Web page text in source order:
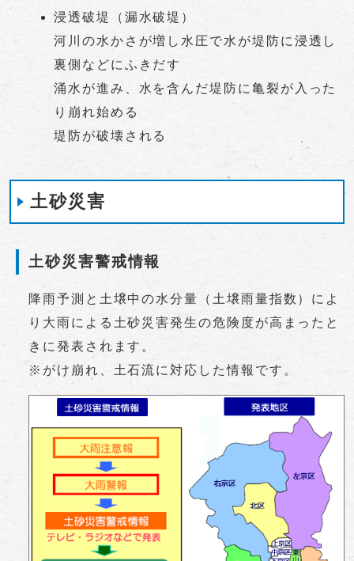
浸透破堤（漏水破堤）
河川の水かさが増し水圧で水が堤防に浸透し
裏側などにふきだす
涌水が進み、水を含んだ堤防に亀裂が入った
り崩れ始める
堤防が破壊される
土砂災害
土砂災害警戒情報
降雨予測と土壌中の水分量（土壌雨量指数）によ
り大雨による土砂災害発生の危険度が高まったと
きに発表されます。
※がけ崩れ、土石流に対応した情報です。